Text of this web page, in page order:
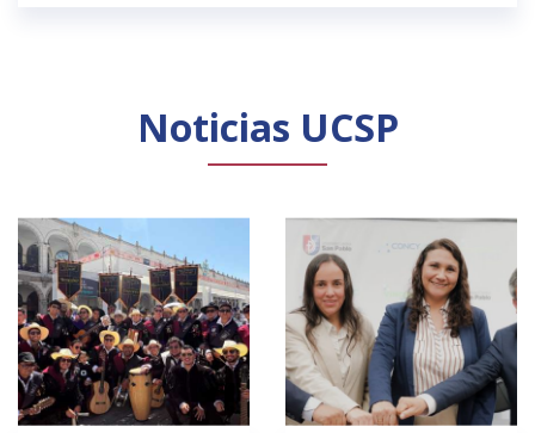
Noticias UCSP